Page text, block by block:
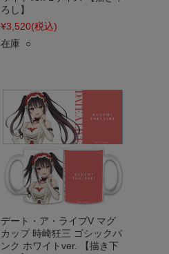
ろし】
¥3,520(税込)
在庫 ○
デート・ア・ライブV マグ
カップ 時崎狂三 ゴシックパ
ンク ホワイトver. 【描き下